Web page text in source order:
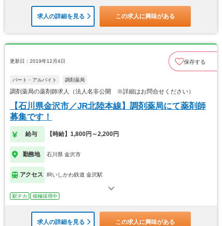
求人の詳細を見る この求人に興味がある
更新日：2019年12月4日 保存する
パート・アルバイト 調剤薬局
調剤薬局の薬剤師求人（法人名非公開 ※詳細はお問合せください）
【石川県金沢市／JR北陸本線】調剤薬局にて薬剤師
募集です！
給与 【時給】1,800円～2,200円
勤務地 石川県 金沢市
アクセス IRいしかわ鉄道 金沢駅
駅チカ 積極採用中
求人の詳細を見る この求人に興味がある